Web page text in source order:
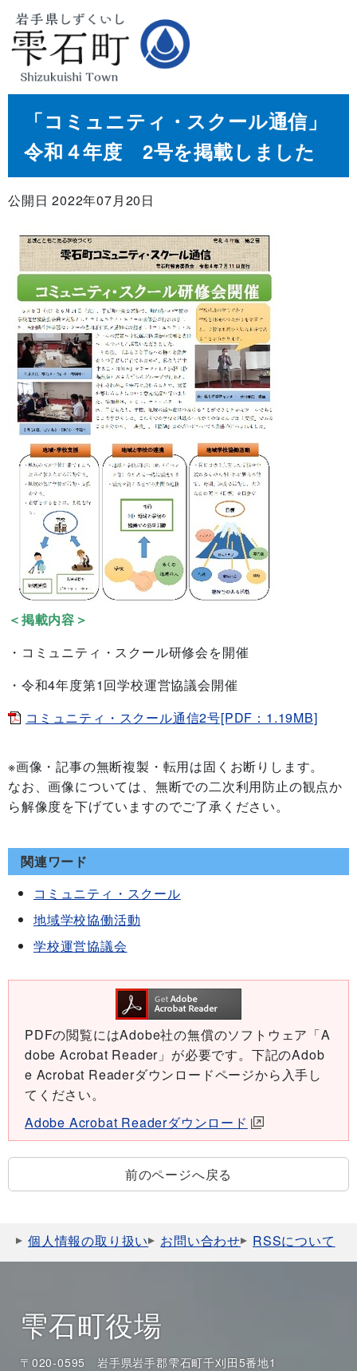
「コミュニティ・スクール通信」
令和４年度 2号を掲載しました
公開日 2022年07月20日
＜掲載内容＞
・コミュニティ・スクール研修会を開催
・令和4年度第1回学校運営協議会開催
コミュニティ・スクール通信2号[PDF：1.19MB]
※画像・記事の無断複製・転用は固くお断りします。
なお、画像については、無断での二次利用防止の観点か
ら解像度を下げていますのでご了承ください。
関連ワード
コミュニティ・スクール
地域学校協働活動
学校運営協議会
PDFの閲覧にはAdobe社の無償のソフトウェア「A
dobe Acrobat Reader」が必要です。下記のAdob
e Acrobat Readerダウンロードページから入手し
てください。
Adobe Acrobat Readerダウンロード
前のページへ戻る
個人情報の取り扱い お問い合わせ RSSについて
雫石町役場
〒020-0595 岩手県岩手郡雫石町千刈田5番地1